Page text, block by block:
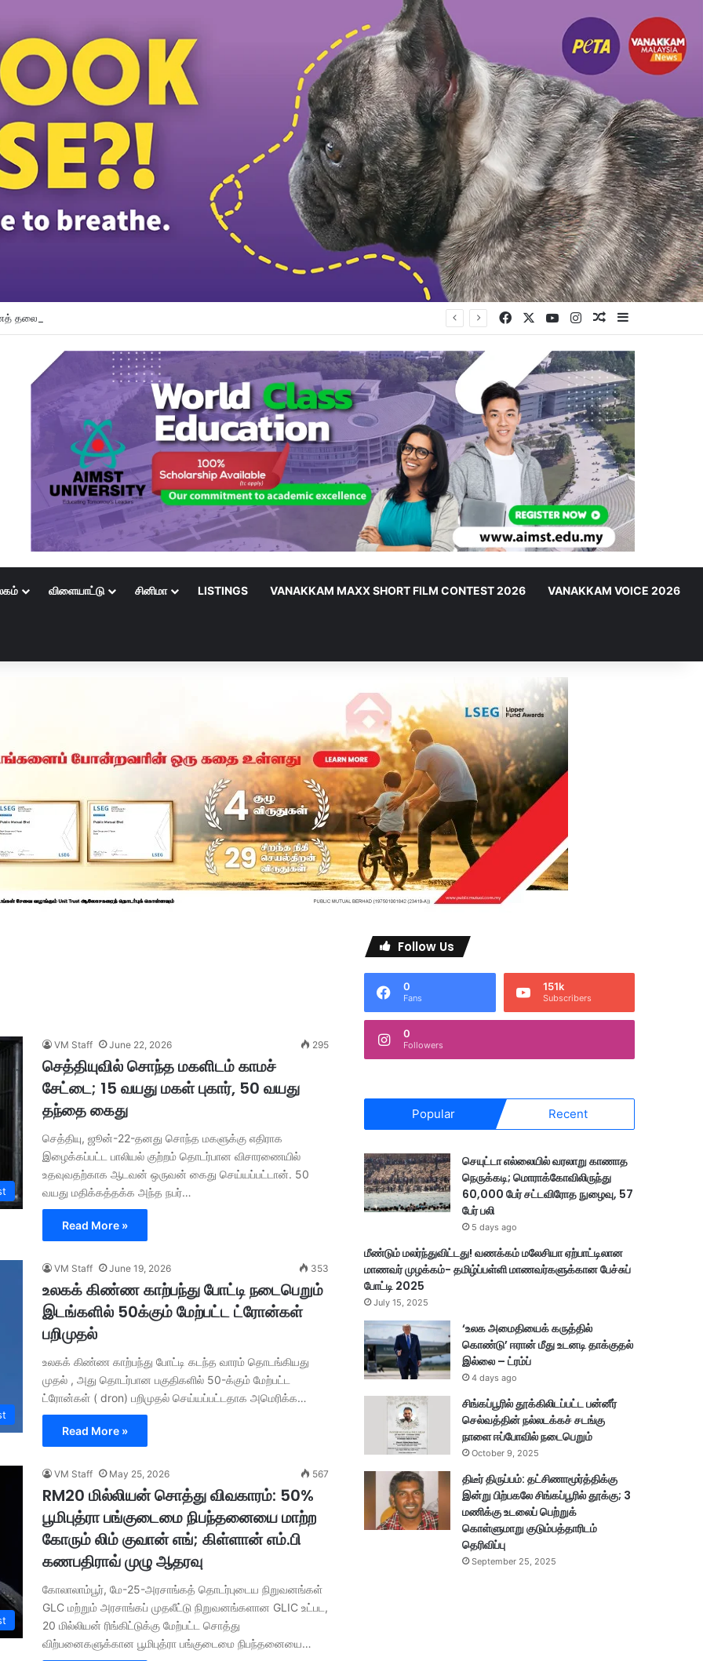
தலைவர் பதவியிலிருந்து விலக கோரினார் நூருல் இஸ்ஸா; தற்காலிக ஓய்வு வழங்கியுள்ளது கட்சி Facebook YouTubeInstagramRandom Article
விளையாட்டு சினிமா LISTINGS VANAKKAM MAXX SHORT FILM CONTEST 2026 VANAKKAM VOICE 2026
VM Staff June 22, 2026 295
செத்தியுவில் சொந்த மகளிடம் காமச்
சேட்டை; 15 வயது மகள் புகார், 50 வயது
தந்தை கைது
செத்தியு, ஜூன்-22-தனது சொந்த மகளுக்கு எதிராக
இழைக்கப்பட்ட பாலியல் குற்றம் தொடர்பான விசாரணையில்
உதவுவதற்காக ஆடவன் ஒருவன் கைது செய்யப்பட்டான். 50
வயது மதிக்கத்தக்க அந்த நபர்…
Read More »
VM Staff June 19, 2026 353
உலகக் கிண்ண காற்பந்து போட்டி நடைபெறும்
இடங்களில் 50க்கும் மேற்பட்ட ட்ரோன்கள்
பறிமுதல்
உலகக் கிண்ண காற்பந்து போட்டி கடந்த வாரம் தொடங்கியது
முதல் , அது தொடர்பான பகுதிகளில் 50-க்கும் மேற்பட்ட
ட்ரோன்கள் ( dron) பறிமுதல் செய்யப்பட்டதாக அமெரிக்க…
Read More »
VM Staff May 25, 2026 567
RM20 மில்லியன் சொத்து விவகாரம்: 50%
பூமிபுத்ரா பங்குடைமை நிபந்தனையை மாற்ற
கோரும் லிம் குவான் எங்; கிள்ளான் எம்.பி
கணபதிராவ் முழு ஆதரவு
கோலாலாம்பூர், மே-25-அரசாங்கத் தொடர்புடைய நிறுவனங்கள்
GLC மற்றும் அரசாங்கப் முதலீட்டு நிறுவனங்களான GLIC உட்பட,
20 மில்லியன் ரிங்கிட்டுக்கு மேற்பட்ட சொத்து
விற்பனைகளுக்கான பூமிபுத்ரா பங்குடைமை நிபந்தனையை…
Follow Us
0
Fans
151k
Subscribers
0
Followers
Popular Recent
செயுட்டா எல்லையில் வரலாறு காணாத
நெருக்கடி; மொராக்கோவிலிருந்து
60,000 பேர் சட்டவிரோத நுழைவு, 57
பேர் பலி
5 days ago
மீண்டும் மலர்ந்துவிட்டது! வணக்கம் மலேசியா ஏற்பாட்டிலான
மாணவர் முழக்கம்- தமிழ்ப்பள்ளி மாணவர்களுக்கான பேச்சுப்
போட்டி 2025
July 15, 2025
‘உலக அமைதியைக் கருத்தில்
கொண்டு’ ஈரான் மீது உடனடி தாக்குதல்
இல்லை – ட்ரம்ப்
4 days ago
சிங்கப்பூரில் தூக்கிலிடப்பட்ட பன்னீர்
செல்வத்தின் நல்லடக்கச் சடங்கு
நாளை ஈப்போவில் நடைபெறும்
October 9, 2025
திடீர் திருப்பம்: தட்சிணாமூர்த்திக்கு
இன்று பிற்பகலே சிங்கப்பூரில் தூக்கு; 3
மணிக்கு உடலைப் பெற்றுக்
கொள்ளுமாறு குடும்பத்தாரிடம்
தெரிவிப்பு
September 25, 2025